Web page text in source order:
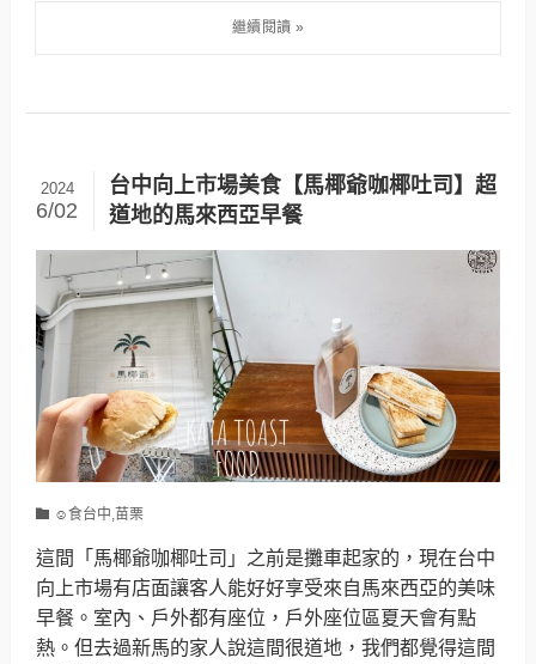
台中向上市場美食【馬椰爺咖椰吐司】超
道地的馬來西亞早餐
2024
6/02
☺食台中,苗栗
這間「馬椰爺咖椰吐司」之前是攤車起家的，現在台中
向上市場有店面讓客人能好好享受來自馬來西亞的美味
早餐。室內、戶外都有座位，戶外座位區夏天會有點
熱。但去過新馬的家人說這間很道地，我們都覺得這間